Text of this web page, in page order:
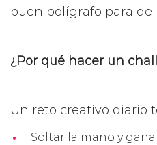
buen bolígrafo para
¿Por qué hacer un
Un reto creativo diario
Soltar la mano y